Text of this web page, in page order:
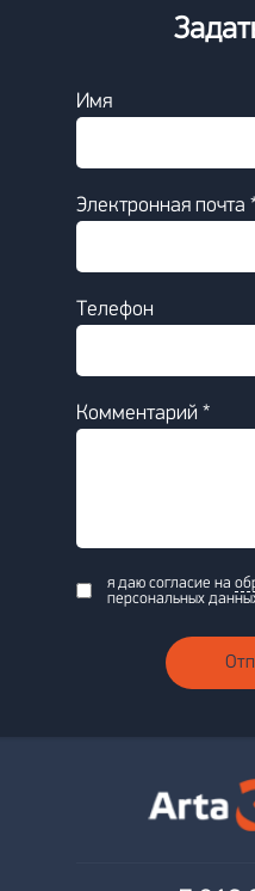
Имя
Электронная почта
Телефон
Комментарий *
я даю согласие на
персональных